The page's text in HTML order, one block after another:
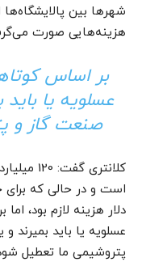
شهرها بین
هزینه‌هایی صورت
بر اساس
عسلویه یا باید
صنعت گاز و
کلانتری
است و در حالی که برای
دلار هزینه لازم بود،
عسلویه یا باید بمیرند
پتروشیمی ما تعطیل